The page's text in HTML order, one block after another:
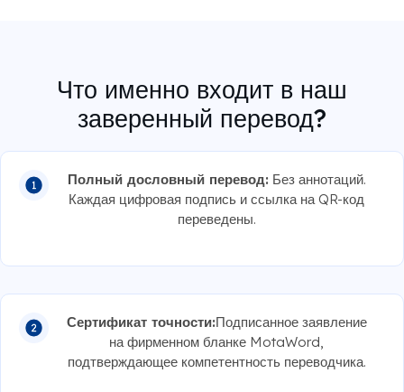
Что именно входит в наш
заверенный перевод?
Полный дословный перевод: Без аннотаций.
Каждая цифровая подпись и ссылка на QR-код
переведены.
Сертификат точности:Подписанное заявление
на фирменном бланке MotaWord,
подтверждающее компетентность переводчика.